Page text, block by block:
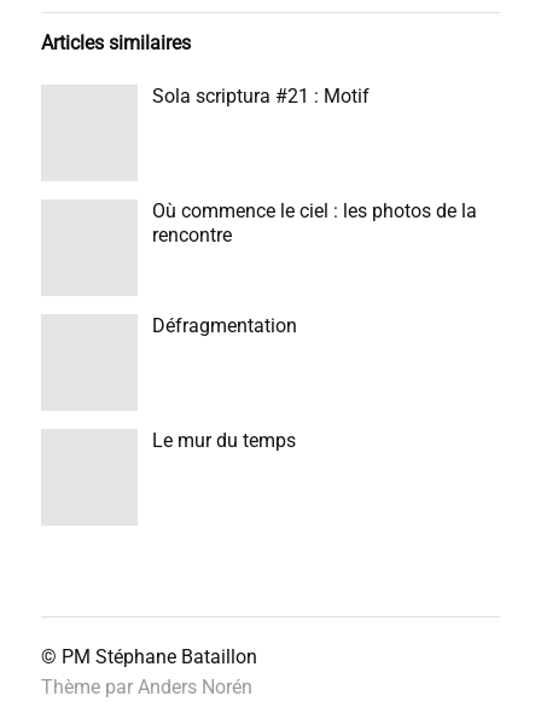
Articles similaires
Sola scriptura #21 : Motif
Où commence le ciel : les photos de la
rencontre
Défragmentation
Le mur du temps
© PM Stéphane Bataillon
Thème par Anders Norén